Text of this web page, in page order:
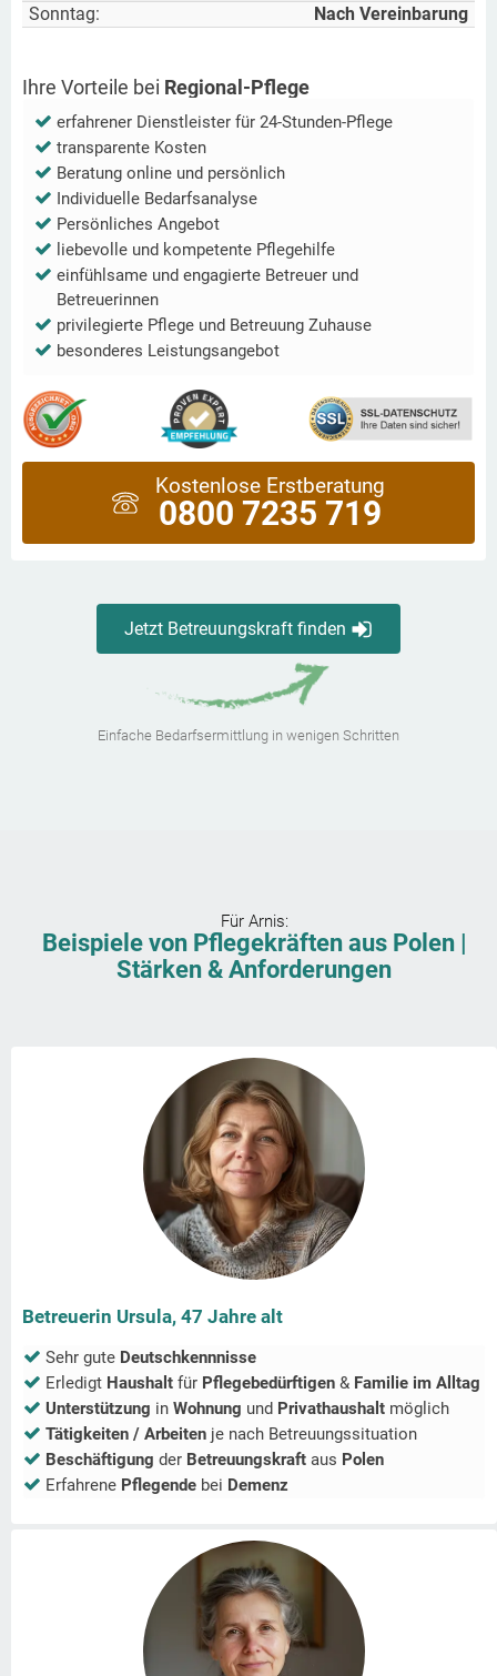
Sonntag:
Nach Vereinbarung
Ihre Vorteile bei Regional-Pflege
erfahrener Dienstleister für 24-Stunden-Pflege
transparente Kosten
Beratung online und persönlich
Individuelle Bedarfsanalyse
Persönliches Angebot
liebevolle und kompetente Pflegehilfe
einfühlsame und engagierte Betreuer und
Betreuerinnen
privilegierte Pflege und Betreuung Zuhause
besonderes Leistungsangebot
Kostenlose Erstberatung
0800 7235 719
Jetzt Betreuungskraft finden
Einfache Bedarfsermittlung in wenigen Schritten
Für Arnis:
Beispiele von Pflegekräften aus Polen |
Stärken & Anforderungen
Betreuerin Ursula, 47 Jahre alt
Sehr gute Deutschkennnisse
Erledigt Haushalt für Pflegebedürftigen & Familie im Alltag
Unterstützung in Wohnung und Privathaushalt möglich
Tätigkeiten / Arbeiten je nach Betreuungssituation
Beschäftigung der Betreuungskraft aus Polen
Erfahrene Pflegende bei Demenz